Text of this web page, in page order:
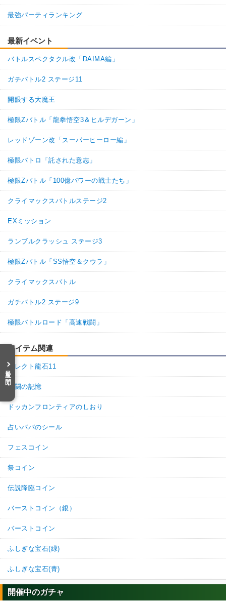
目次を開く
最強パーティランキング
最新イベント
バトルスペクタクル改「DAIMA編」
ガチバトル2 ステージ11
開眼する大魔王
極限Zバトル「龍拳悟空3＆ヒルデガーン」
レッドゾーン改「スーパーヒーロー編」
極限バトロ「託された意志」
極限Zバトル「100億パワーの戦士たち」
クライマックスバトルステージ2
EXミッション
ランブルクラッシュ ステージ3
極限Zバトル「SS悟空＆クウラ」
クライマックスバトル
ガチバトル2 ステージ9
極限バトルロード「高速戦闘」
アイテム関連
セレクト龍石11
激闘の記憶
ドッカンフロンティアのしおり
占いババのシール
フェスコイン
祭コイン
伝説降臨コイン
バーストコイン（銀）
バーストコイン
ふしぎな宝石(緑)
ふしぎな宝石(青)
開催中のガチャ